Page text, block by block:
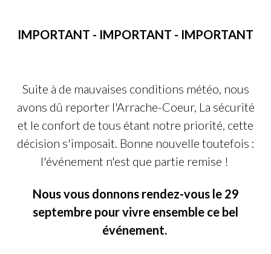
IMPORTANT - IMPORTANT - IMPORTANT
Suite à de mauvaises conditions météo, nous
avons dû reporter l'Arrache-Coeur, La sécurité
et le confort de tous étant notre priorité, cette
décision s'imposait. Bonne nouvelle toutefois :
l'événement n'est que partie remise !
Nous vous donnons rendez-vous le 29
septembre pour vivre ensemble ce bel
événement.